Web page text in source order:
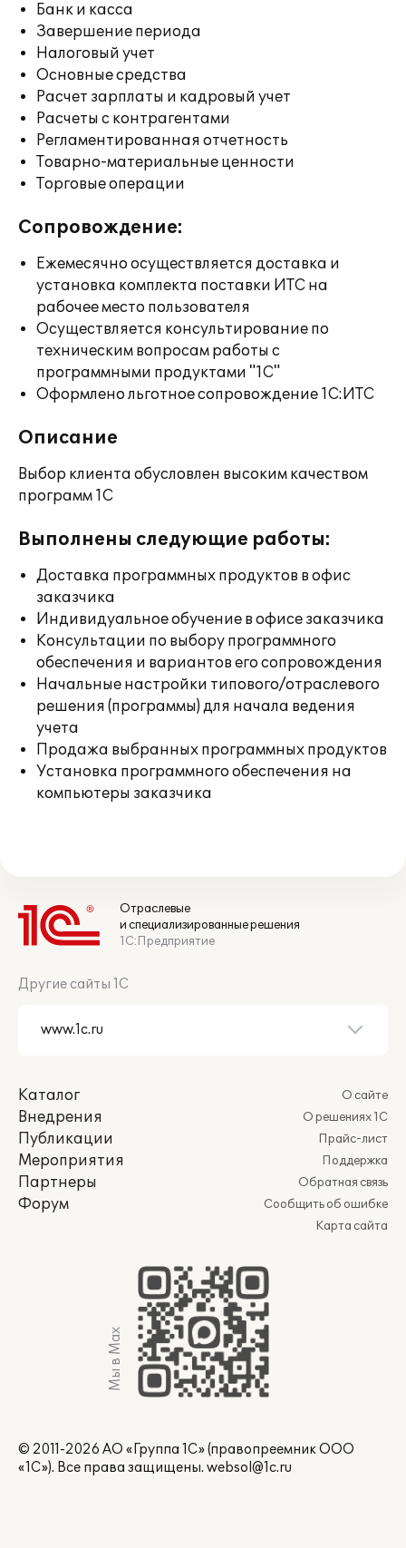
Банк и касса
Завершение периода
Налоговый учет
Основные средства
Расчет зарплаты и кадровый учет
Расчеты с контрагентами
Регламентированная отчетность
Товарно-материальные ценности
Торговые операции
Сопровождение:
Ежемесячно осуществляется доставка и
установка комплекта поставки ИТС на
рабочее место пользователя
Осуществляется консультирование по
техническим вопросам работы с
программными продуктами "1С"
Оформлено льготное сопровождение 1С:ИТС
Описание
Выбор клиента обусловлен высоким качеством
программ 1С
Выполнены следующие работы:
Доставка программных продуктов в офис
заказчика
Индивидуальное обучение в офисе заказчика
Консультации по выбору программного
обеспечения и вариантов его сопровождения
Начальные настройки типового/отраслевого
решения (программы) для начала ведения
учета
Продажа выбранных программных продуктов
Установка программного обеспечения на
компьютеры заказчика
Отраслевые
и специализированные решения
1С:Предприятие
Другие сайты 1С
Каталог
Внедрения
Публикации
Мероприятия
Партнеры
Форум
О сайте
О решениях 1С
Прайс-лист
Поддержка
Обратная связь
Сообщить об ошибке
Карта сайта
Мы в Max
© 2011-2026 АО «Группа 1С» (правопреемник ООО
«1С»). Все права защищены. websol@1c.ru